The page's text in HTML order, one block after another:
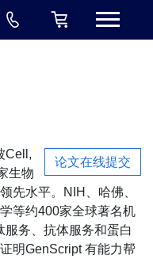
论文在线提交
Cell,
生物
先水平。NIH、哈佛、
等约400家全球著名机
务、抗体服务和蛋白
明GenScript 有能力帮